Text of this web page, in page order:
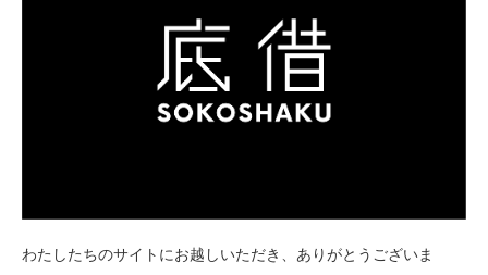
わたしたちのサイトにお越しいただき、ありがとうございま